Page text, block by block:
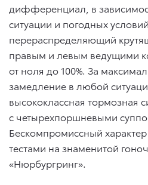
дифференциал, в
ситуации и погодных условий
перераспределяющий
правым и левым ведущими
от ноля до 100%. За
замедление в любой
высококлассная тормозная
c четырехпоршневыми
Бескомпромиссный
тестами на знаменитой
«Нюрбургринг».